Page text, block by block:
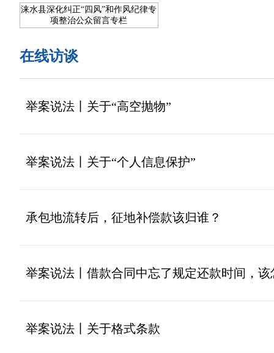
涞水县深化纠正“四风”和作风纪律专
项整治公众留言专栏
在线访谈
举案说法丨关于“高空抛物”
举案说法丨关于“个人信息保护”
承包地流转后，征地补偿款该归谁？
举案说法丨借款合同中忘了规定还款时间，
举案说法丨关于格式条款